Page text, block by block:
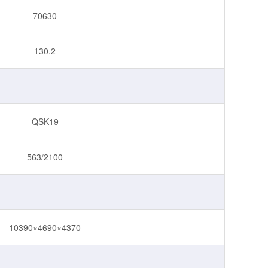
70630
130.2
QSK19
563/2100
10390×4690×4370